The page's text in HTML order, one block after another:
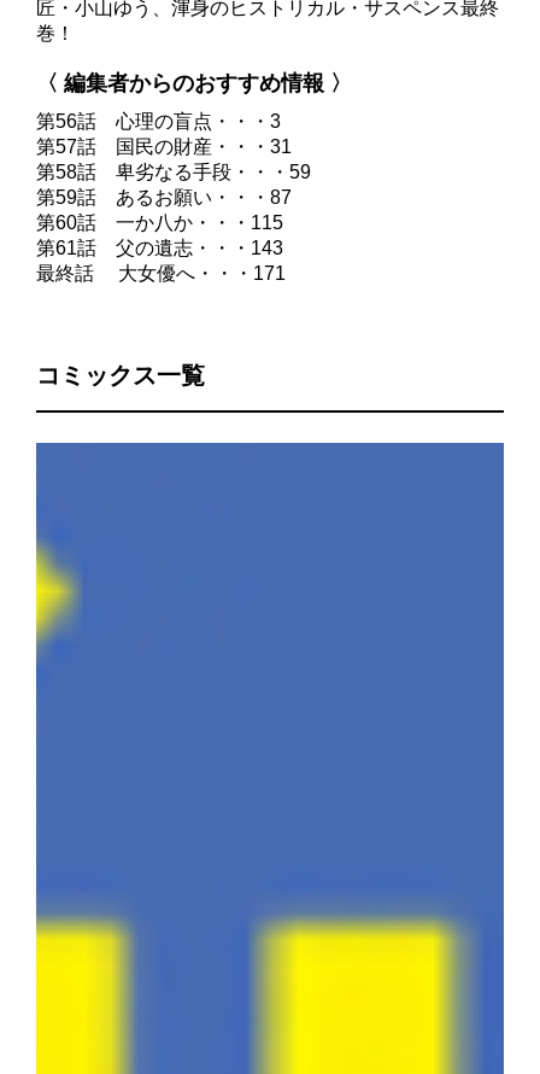
匠・小山ゆう、渾身のヒストリカル・サスペンス最終
巻！
〈 編集者からのおすすめ情報 〉
第56話 心理の盲点・・・3
第57話 国民の財産・・・31
第58話 卑劣なる手段・・・59
第59話 あるお願い・・・87
第60話 一か八か・・・115
第61話 父の遺志・・・143
最終話 大女優へ・・・171
コミックス一覧